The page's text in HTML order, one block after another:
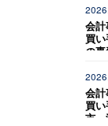
特典
い。
開
会計
買
の
会計
買
市